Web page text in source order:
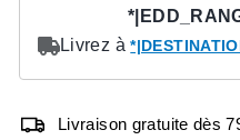
Livraison gratuite dès